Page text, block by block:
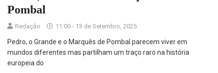
Pombal
Redação 11:00 - 13 de Setembro, 2025
Pedro, o Grande e o Marquês de Pombal parecem viver em
mundos diferentes mas partilham um traço raro na história
europeia do